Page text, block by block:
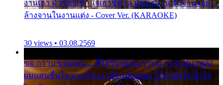
งานเฮา มัวซอยเขา ใจเฮาซิด้าน มันทรมาน จับจาน เอย…
ล้างจานในงานแต่ง - Cover Ver. (KARAOKE)
30 views • 03.08.2569
ขอ กราบ ขอบคุณ.... ที่ได้รับไออุ่น การุณ จากแฟน เพลง
ผมแสนชื่นใจ หายวังเวง เมื่อแฟนเพลง ให้กำลังใจ น้ำใจ